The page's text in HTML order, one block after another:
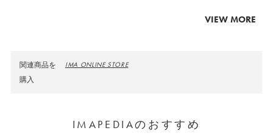
イムで体験しながらも、政府のプロ
キュメンタリー的要素と、ネガのコ
VIEW MORE
関連商品を
購入
IMA ONLINE STORE
IMAPEDIAのおすすめ